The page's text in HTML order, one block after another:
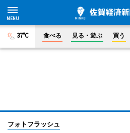
37°C 食べる 見る・遊ぶ 買う
フォトフラッシュ